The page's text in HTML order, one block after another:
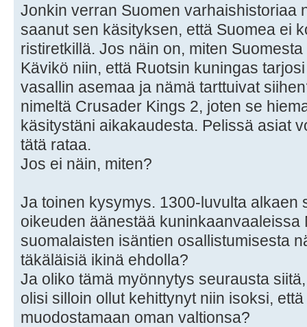
Jonkin verran Suomen varhaishistoriaa
saanut sen käsityksen, että Suomea ei
ristiretkillä. Jos näin on, miten
Kävikö niin, että Ruotsin kuningas
vasallin asemaa ja nämä tarttuivat
nimeltä Crusader Kings 2, joten se
käsitystäni aikakaudesta. Pelissä asiat
tätä rataa.
Jos ei näin, miten?
Ja toinen kysymys. 1300-luvulta alkaen
oikeuden äänestää kuninkaanvaaleissa
suomalaisten isäntien osallistumisesta
täkäläisiä ikinä ehdolla?
Ja oliko tämä myönnytys seurausta
olisi silloin ollut kehittynyt niin isoksi,
muodostamaan oman valtionsa?